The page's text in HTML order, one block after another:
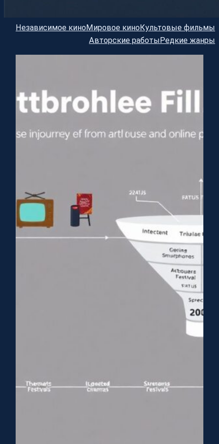
Независимое киноМировое киноКультовые фильмы
Авторские работыРедкие жанры